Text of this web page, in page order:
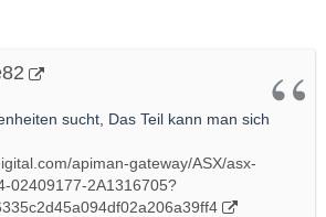
sucht, Das Teil kann man sich
apiman-gateway/ASX/asx-
02409177-2A1316705?